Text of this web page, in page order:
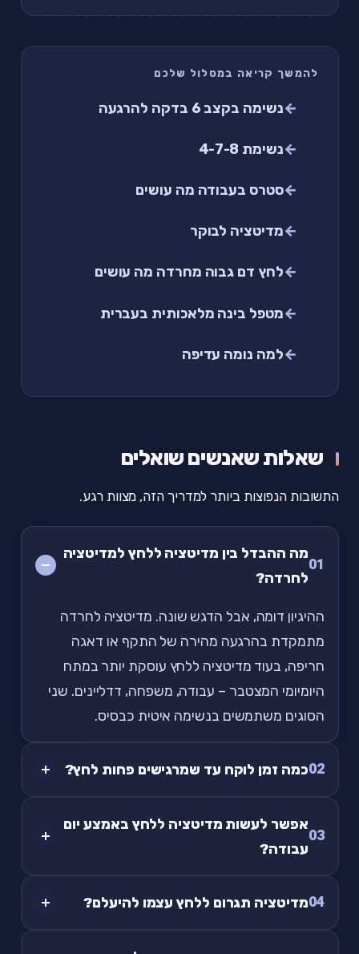
להמשך קריאה במסלול שלכם
נשימה בקצב 6 בדקה להרגעה
נשימת 4-7-8
סטרס בעבודה מה עושים
מדיטציה לבוקר
לחץ דם גבוה מחרדה מה עושים
מטפל בינה מלאכותית בעברית
למה נומה עדיפה
שאלות שאנשים שואלים
התשובות הנפוצות ביותר למדריך הזה, מצוות רגע.
01
מה ההבדל בין מדיטציה ללחץ למדיטציה
לחרדה?
ההיגיון דומה, אבל הדגש שונה. מדיטציה לחרדה
מתמקדת בהרגעה מהירה של התקף או דאגה
חריפה, בעוד מדיטציה ללחץ עוסקת יותר במתח
היומיומי המצטבר – עבודה, משפחה, דדליינים. שני
הסוגים משתמשים בנשימה איטית כבסיס.
02כמה זמן לוקח עד שמרגישים פחות לחץ?
03
אפשר לעשות מדיטציה ללחץ באמצע יום
עבודה?
04מדיטציה תגרום ללחץ עצמו להיעלם?